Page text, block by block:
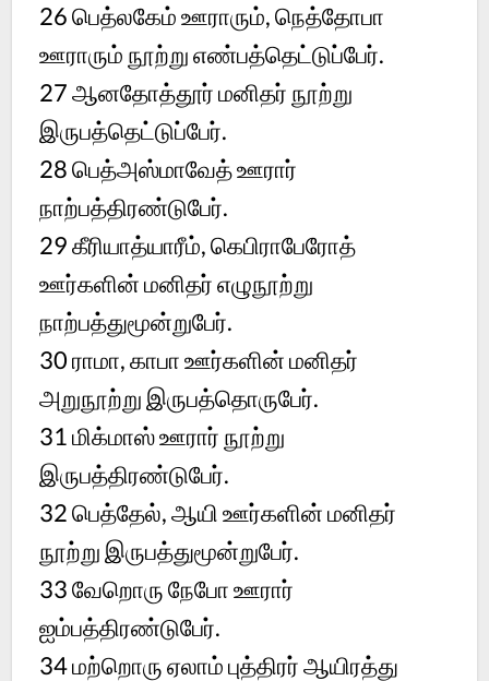
26 பெத்லகேம் ஊராரும், நெத்தோபா
ஊராரும் நூற்று எண்பத்தெட்டுப்பேர்.
27 ஆனதோத்தூர் மனிதர் நூற்று
இருபத்தெட்டுப்பேர்.
28 பெத்அஸ்மாவேத் ஊரார்
நாற்பத்திரண்டுபேர்.
29 கீரியாத்யாரீம், கெபிராபேரோத்
ஊர்களின் மனிதர் எழுநூற்று
நாற்பத்துமூன்றுபேர்.
30 ராமா, காபா ஊர்களின் மனிதர்
அறுநூற்று இருபத்தொருபேர்.
31 மிக்மாஸ் ஊரார் நூற்று
இருபத்திரண்டுபேர்.
32 பெத்தேல், ஆயி ஊர்களின் மனிதர்
நூற்று இருபத்துமூன்றுபேர்.
33 வேறொரு நேபோ ஊரார்
ஐம்பத்திரண்டுபேர்.
34 மற்றொரு ஏலாம் புத்திரர் ஆயிரத்து